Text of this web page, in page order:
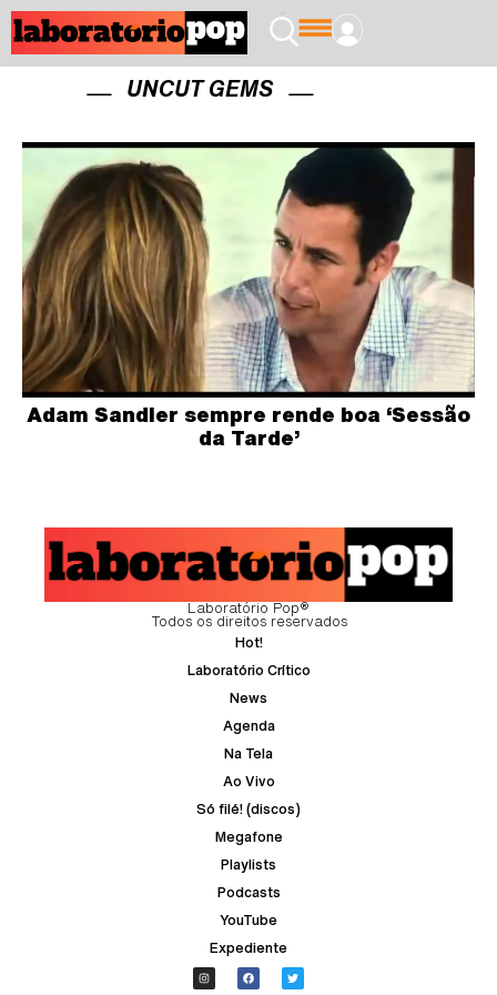
UNCUT GEMS
Adam Sandler sempre rende boa ‘Sessão
da Tarde’
Laboratório Pop®
Todos os direitos reservados
Hot!
Laboratório Crítico
News
Agenda
Na Tela
Ao Vivo
Só filé! (discos)
Megafone
Playlists
Podcasts
YouTube
Expediente